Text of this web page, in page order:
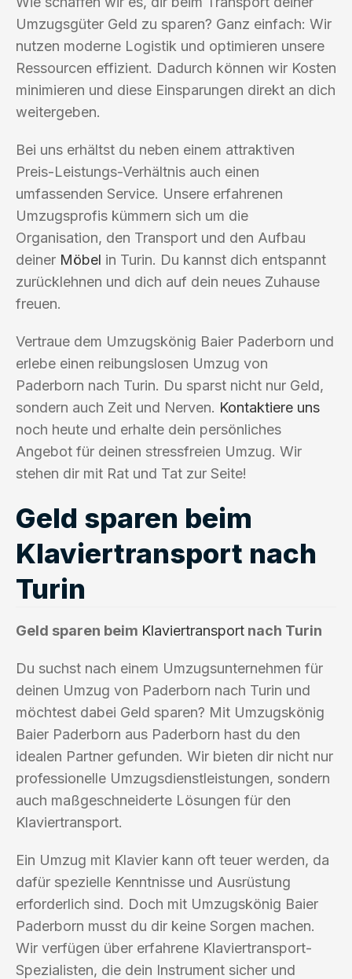
Umzugsgüter Geld zu sparen? Ganz einfach: Wir
nutzen moderne Logistik und optimieren unsere
Ressourcen effizient. Dadurch können wir Kosten
minimieren und diese Einsparungen direkt an dich
weitergeben.
Bei uns erhältst du neben einem attraktiven
Preis-Leistungs-Verhältnis auch einen
umfassenden Service. Unsere erfahrenen
Umzugsprofis kümmern sich um die
Organisation, den Transport und den Aufbau
deiner Möbel in Turin. Du kannst dich entspannt
zurücklehnen und dich auf dein neues Zuhause
freuen.
Vertraue dem Umzugskönig Baier Paderborn und
erlebe einen reibungslosen Umzug von
Paderborn nach Turin. Du sparst nicht nur Geld,
sondern auch Zeit und Nerven. Kontaktiere uns
noch heute und erhalte dein persönliches
Angebot für deinen stressfreien Umzug. Wir
stehen dir mit Rat und Tat zur Seite!
Geld sparen beim
Klaviertransport nach
Turin
Geld sparen beim Klaviertransport nach Turin
Du suchst nach einem Umzugsunternehmen für
deinen Umzug von Paderborn nach Turin und
möchtest dabei Geld sparen? Mit Umzugskönig
Baier Paderborn aus Paderborn hast du den
idealen Partner gefunden. Wir bieten dir nicht nur
professionelle Umzugsdienstleistungen, sondern
auch maßgeschneiderte Lösungen für den
Klaviertransport.
Ein Umzug mit Klavier kann oft teuer werden, da
dafür spezielle Kenntnisse und Ausrüstung
erforderlich sind. Doch mit Umzugskönig Baier
Paderborn musst du dir keine Sorgen machen.
Wir verfügen über erfahrene Klaviertransport-
Spezialisten, die dein Instrument sicher und